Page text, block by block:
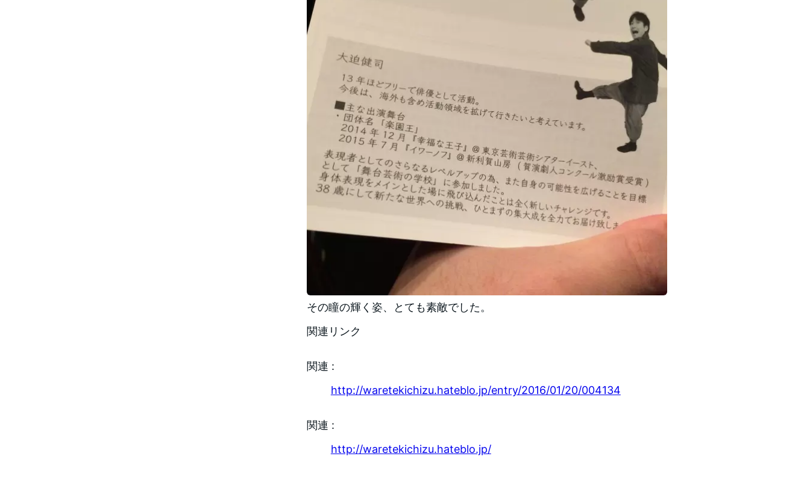
その瞳の輝く姿、とても素敵でした。
関連リンク
関連 :
http://waretekichizu.hateblo.jp/entry/2016/01/20/004134
関連 :
http://waretekichizu.hateblo.jp/